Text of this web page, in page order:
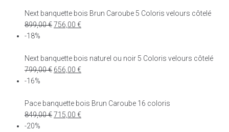
Next banquette bois Brun Caroube 5 Coloris velours côtelé
899,00€756,00 €
-18%
Next banquette bois naturel ou noir 5 Coloris velours côtelé
799,00€ 656,00 €
-16%
Pace banquette bois Brun Caroube 16 coloris
849,00€715,00 €
-20%